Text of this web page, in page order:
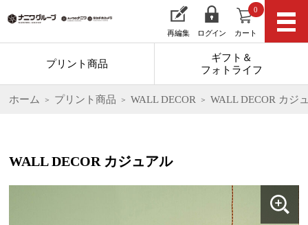
再編集 ログイン カート
0
プリント商品
ギフト＆
フォトライフ
ホーム プリント商品 WALL DECOR WALL DECOR カジ
WALL DECOR カジュアル